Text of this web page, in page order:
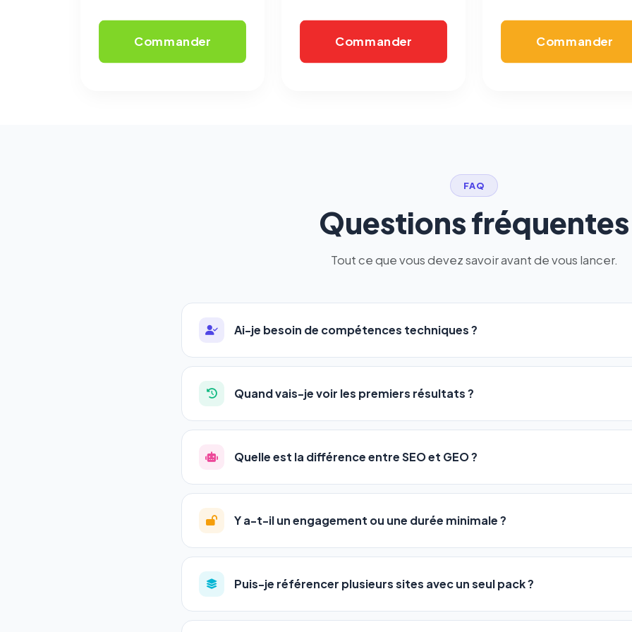
Commander Commander Commander
FAQ
Questions fréquentes
Tout ce que vous devez savoir avant de vous lancer.
Ai-je besoin de compétences techniques ?
Absolument pas. Notre logiciel a été conçu pour être accessible àtous les profils:
auto-entrepreneurs, PME ou agences. Pas de code, pas de configuration complexe —
l'adresse de votre site, décrivez votre activité, et le logiciel gère tout en automatique
Quand vais-je voir les premiers résultats ?
La plupart de nos utilisateurs observent une amélioration de leur positionnement en4
progression
votre tableau de bord.
Quelle est la différence entre SEO et GEO ?
LeSEO(Search Engine Optimization) vous positionne sur les moteurs classiques :
GEO(Generative Engine Optimization) va plus loin : il fait en sorte que les IA
Gemini et Perplexity
vous citent comme référence dans leurs réponses. Notre
deux simultanément et automatiquement.
Y a-t-il un engagement ou une durée minimale ?
Aucun engagement.Tous nos packs sont résiliables à tout moment, directement
en un clic, ou en nous contactant par téléphone (09 73 89 23 94) ou via le support en
pas de frais cachés. Votre liberté est totale.
Puis-je référencer plusieurs sites avec un seul pack ?
Oui ! Chaque pack couvre un nombre de sites différent :